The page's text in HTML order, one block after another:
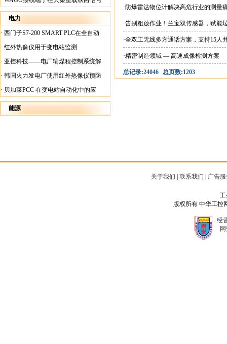
楼设备中的应用
电力
· 西门子S7-200 SMART PLC在全自动
蓄电池短路内阻检测机上的应用
· 红外热像仪用于变电站监测
· 亚控科技——电厂输煤程控制系统解
决方案
· 韩国火力发电厂使用红外热像仪预防
火灾
· 贝加莱PCC 在变电站自动化中的应
用
能源
·防爆雷达物位计解决高危行业的测量
·告别粗放作业！兰宝双传感器，赋能
·全双工无线多方通话方案，支持15人
·精密制造领域 — 高速成像检测方案
总记录:24046 总页数:1203
关于我们 联系我们 广告
工
版权所有 中华工控
经